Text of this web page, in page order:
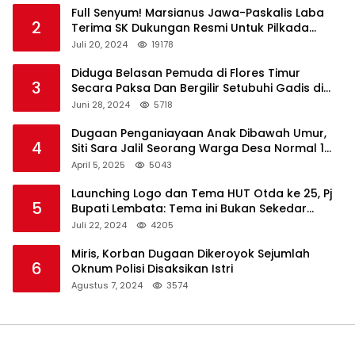
2
Full Senyum! Marsianus Jawa-Paskalis Laba
Terima SK Dukungan Resmi Untuk Pilkada
Lembata
Juli 20, 2024 19178
3
Diduga Belasan Pemuda di Flores Timur
Secara Paksa Dan Bergilir Setubuhi Gadis di
Bawah Umur
Juni 28, 2024 5718
4
Dugaan Penganiayaan Anak Dibawah Umur,
Siti Sara Jalil Seorang Warga Desa Normal 1
Melapor ke Polisi
April 5, 2025 5043
5
Launching Logo dan Tema HUT Otda ke 25, Pj
Bupati Lembata: Tema ini Bukan Sekedar
Refleksi Semalam
Juli 22, 2024 4205
6
Miris, Korban Dugaan Dikeroyok Sejumlah
Oknum Polisi Disaksikan Istri
Agustus 7, 2024 3574